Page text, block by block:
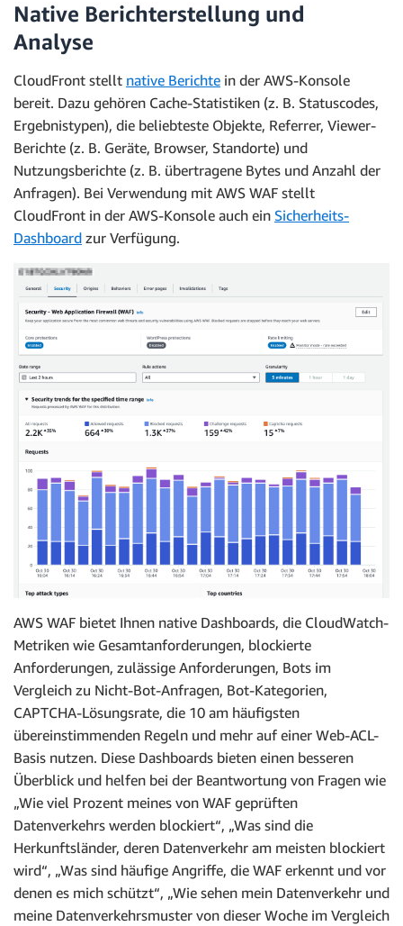
Native Berichterstellung und
Analyse
CloudFront stellt native Berichte in der AWS-Konsole
bereit. Dazu gehören Cache-Statistiken (z. B. Statuscodes,
Ergebnistypen), die beliebteste Objekte, Referrer, Viewer-
Berichte (z. B. Geräte, Browser, Standorte) und
Nutzungsberichte (z. B. übertragene Bytes und Anzahl der
Anfragen). Bei Verwendung mit AWS WAF stellt
CloudFront in der AWS-Konsole auch ein Sicherheits-
Dashboard zur Verfügung.
AWS WAF bietet Ihnen native Dashboards, die CloudWatch-
Metriken wie Gesamtanforderungen, blockierte
Anforderungen, zulässige Anforderungen, Bots im
Vergleich zu Nicht-Bot-Anfragen, Bot-Kategorien,
CAPTCHA-Lösungsrate, die 10 am häufigsten
übereinstimmenden Regeln und mehr auf einer Web-ACL-
Basis nutzen. Diese Dashboards bieten einen besseren
Überblick und helfen bei der Beantwortung von Fragen wie
„Wie viel Prozent meines von WAF geprüften
Datenverkehrs werden blockiert“, „Was sind die
Herkunftsländer, deren Datenverkehr am meisten blockiert
wird“, „Was sind häufige Angriffe, die WAF erkennt und vor
denen es mich schützt“, „Wie sehen mein Datenverkehr und
meine Datenverkehrsmuster von dieser Woche im Vergleich